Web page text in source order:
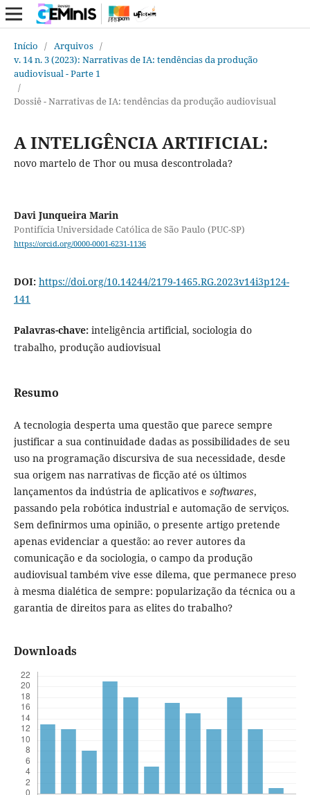
Início / Arquivos /
v. 14 n. 3 (2023): Narrativas de IA: tendências da produção
audiovisual - Parte 1
/
Dossiê - Narrativas de IA: tendências da produção audiovisual
A INTELIGÊNCIA ARTIFICIAL:
novo martelo de Thor ou musa descontrolada?
Davi Junqueira Marin
Pontifícia Universidade Católica de São Paulo (PUC-SP)
https://orcid.org/0000-0001-6231-1136
DOI: https://doi.org/10.14244/2179-1465.RG.2023v14i3p124-
141
Palavras-chave: inteligência artificial, sociologia do
trabalho, produção audiovisual
Resumo
A tecnologia desperta uma questão que parece sempre
justificar a sua continuidade dadas as possibilidades de seu
uso na programação discursiva de sua necessidade, desde
sua origem nas narrativas de ficção até os últimos
lançamentos da indústria de aplicativos e softwares,
passando pela robótica industrial e automação de serviços.
Sem definirmos uma opinião, o presente artigo pretende
apenas evidenciar a questão: ao rever autores da
comunicação e da sociologia, o campo da produção
audiovisual também vive esse dilema, que permanece preso
à mesma dialética de sempre: popularização da técnica ou a
garantia de direitos para as elites do trabalho?
Downloads